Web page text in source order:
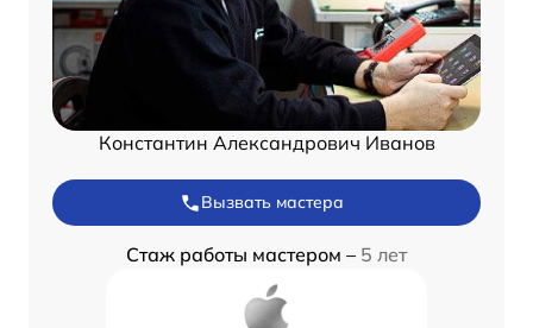
Константин Александрович Иванов
Вызвать мастера
Стаж работы мастером – 5 лет